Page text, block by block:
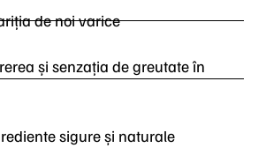
de noi varice
și senzația de greutate în
sigure și naturale